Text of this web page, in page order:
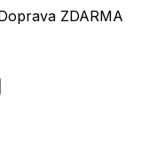
ZDARMA